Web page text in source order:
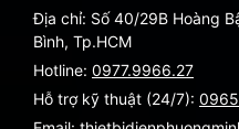
Địa chỉ: Số 40/29B Hoàng
Bình, Tp.HCM
Hotline: 0977.9966.27
Hỗ trợ kỹ thuật (24/7):